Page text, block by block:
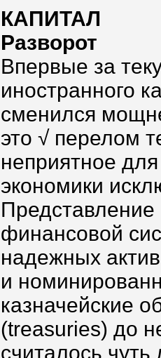
КАПИТАЛ
Разворот
Впервые за
иностранного
сменился
это √ перелом
неприятное
экономики
финансовой
надежных
и
казначейские
(treasuries) до
считалось